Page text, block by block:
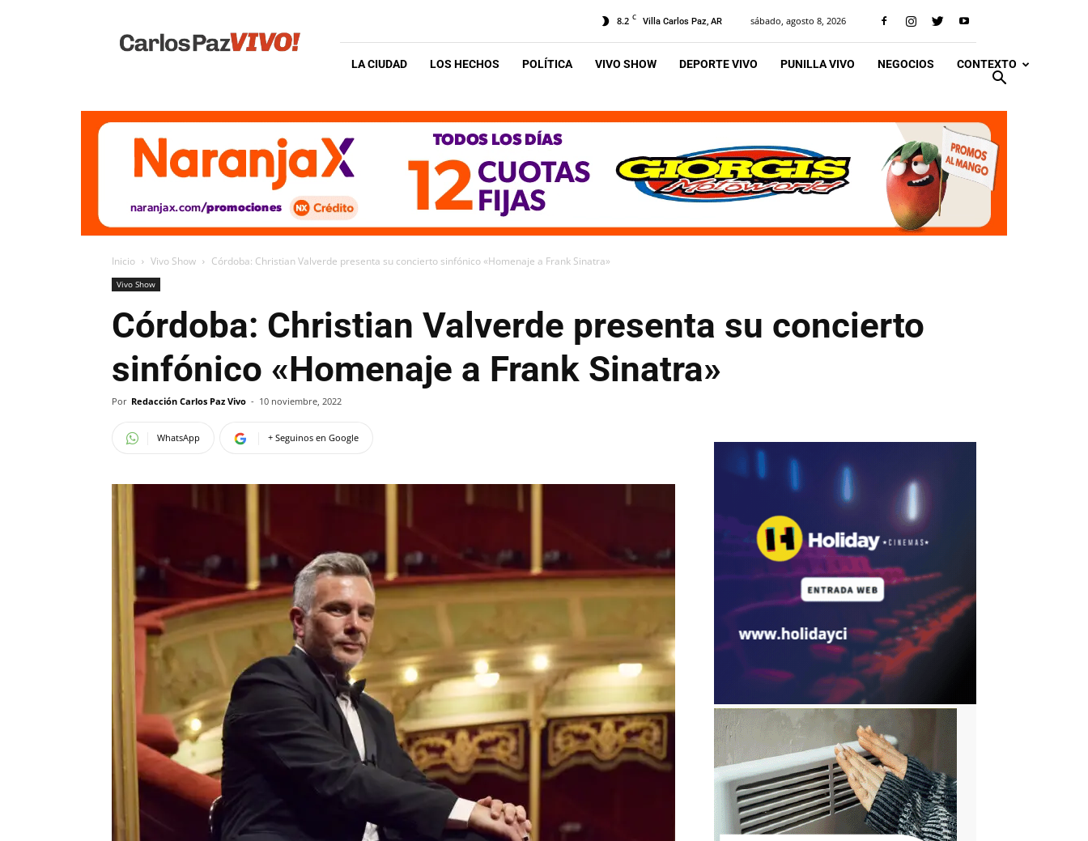
Vivo
8.2 C Villa Carlos Paz, AR sábado, agosto 8, 2026
LA CIUDAD LOS HECHOS POLÍTICA VIVO SHOW DEPORTE VIVO PUNILLA VIVO NEGOCIOS CONTEXTO
Inicio Vivo Show Córdoba: Christian Valverde presenta su concierto sinfónico «Homenaje a Frank Sinatra»
Vivo Show
Córdoba: Christian Valverde presenta su concierto
sinfónico «Homenaje a Frank Sinatra»
Por Redacción Carlos Paz Vivo - 10 noviembre, 2022
WhatsApp + Seguinos en Google